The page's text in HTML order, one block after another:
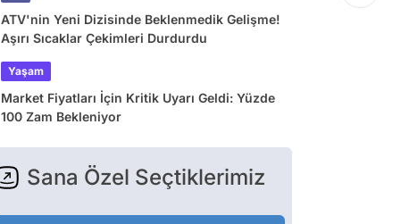
ATV'nin Yeni Dizisinde Beklenmedik Gelişme!
Aşırı Sıcaklar Çekimleri Durdurdu
Yaşam
Market Fiyatları İçin Kritik Uyarı Geldi: Yüzde
100 Zam Bekleniyor
Sana Özel Seçtiklerimiz